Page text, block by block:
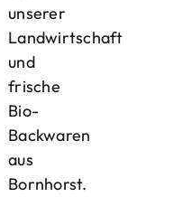
unserer
Landwirtschaft
und
frische
Bio-
Backwaren
aus
Bornhorst.